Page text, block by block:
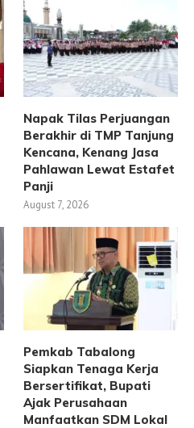
Napak Tilas Perjuangan
Berakhir di TMP Tanjung
Kencana, Kenang Jasa
Pahlawan Lewat Estafet
Panji
August 7, 2026
Pemkab Tabalong
Siapkan Tenaga Kerja
Bersertifikat, Bupati
Ajak Perusahaan
Manfaatkan SDM Lokal